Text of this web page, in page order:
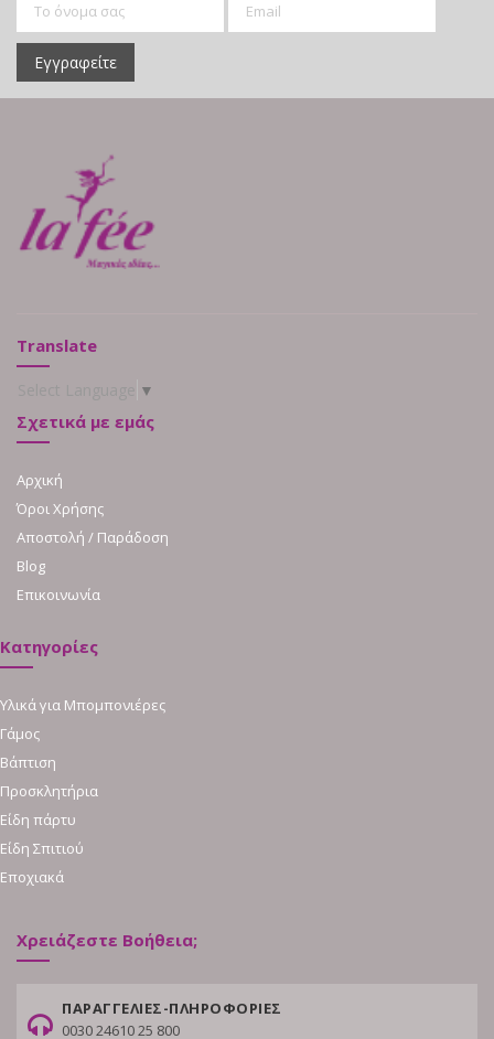
Εγγραφείτε
Translate
▼
Σχετικά με εμάς
Αρχική
Όροι Χρήσης
Αποστολή / Παράδοση
Blog
Επικοινωνία
Κατηγορίες
Υλικά για Μπομπονιέρες
Γάμος
Βάπτιση
Προσκλητήρια
Είδη πάρτυ
Είδη Σπιτιού
Εποχιακά
Χρειάζεστε Βοήθεια;
ΠΑΡΑΓΓΕΛΙΕΣ-ΠΛΗΡΟΦΟΡΙΕΣ
0030 24610 25 800